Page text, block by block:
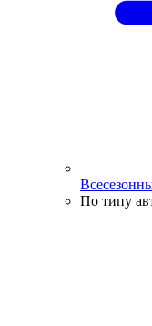
По типу